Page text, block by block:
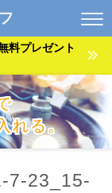
料プレゼント
れる。
7-23_15-